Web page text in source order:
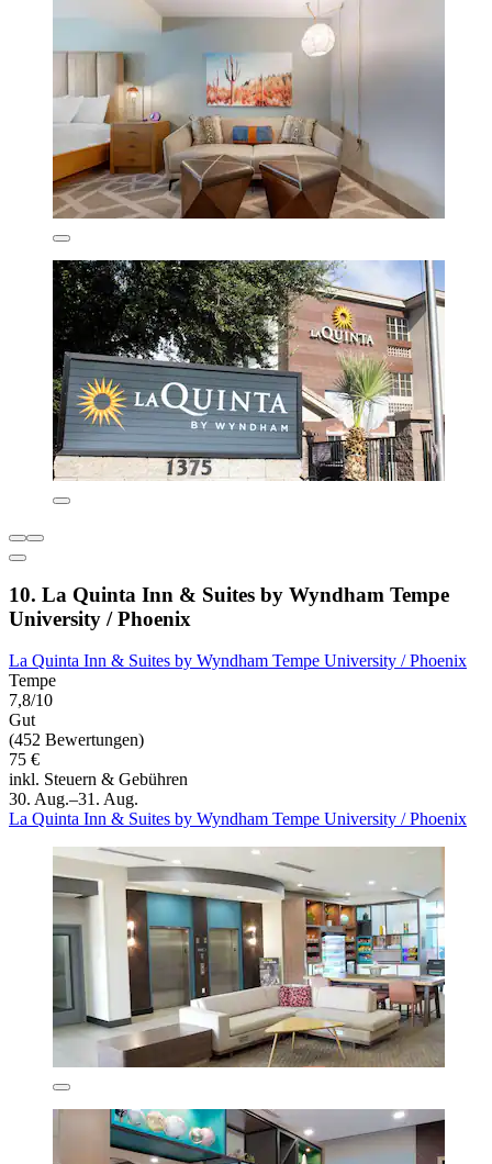
10. La Quinta Inn & Suites by Wyndham Tempe
University / Phoenix
La Quinta Inn & Suites by Wyndham Tempe University / Phoenix
Tempe
7,8/10
Gut
(452 Bewertungen)
75 €
inkl. Steuern & Gebühren
30. Aug.–31. Aug.
La Quinta Inn & Suites by Wyndham Tempe University / Phoenix